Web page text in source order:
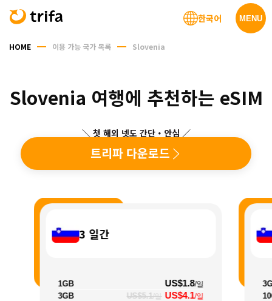
MENU
한국어
HOME 이용 가능 국가 목록 Slovenia
Slovenia 여행에 추천하는 eSIM
＼ 첫 해외 넷도 간단・안심 ／
트리파 다운로드
3 일간
1GB US$1.8/일
3GB US$5.1/일 US$4.1/일